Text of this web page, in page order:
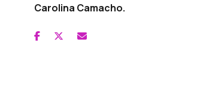
Carolina Camacho.